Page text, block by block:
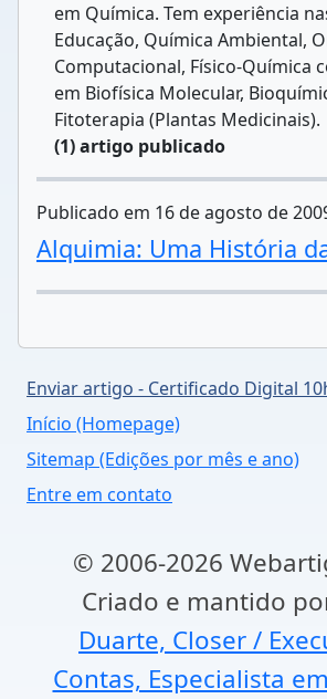
em Química. Tem experiência
Educação, Química Ambiental,
Computacional, Físico-Química
em Biofísica Molecular,
Fitoterapia (Plantas Medicinais).
(1) artigo publicado
Publicado em 16 de agosto de
Alquimia: Uma História
Enviar artigo - Certificado Digital
Início (Homepage)
Sitemap (Edições por mês e ano)
Entre em contato
© 2006-2026
Criado e mantido
Duarte, Closer /
Contas, Especialista